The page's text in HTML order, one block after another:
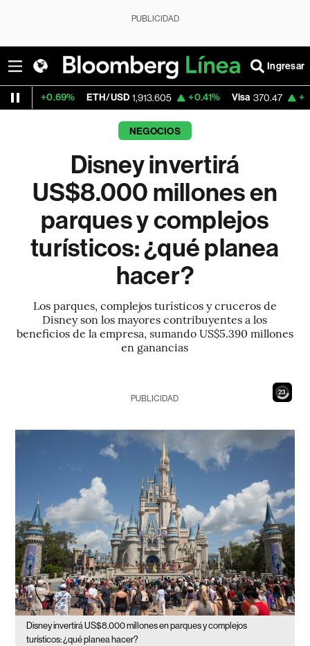
PUBLICIDAD
Ingresar
ETH/USD 1,913.605 +0.41% Visa 370.47 +0.52%
NEGOCIOS
Disney invertirá
US$8.000 millones en
parques y complejos
turísticos: ¿qué planea
hacer?
Los parques, complejos turísticos y cruceros de
Disney son los mayores contribuyentes a los
beneficios de la empresa, sumando US$5.390 millones
en ganancias
22
PUBLICIDAD
Disney invertirá US$8.000 millones en parques y complejos
turísticos: ¿qué planea hacer?